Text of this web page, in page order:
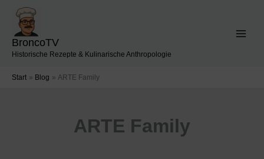
Inhalt
springen
BroncoTV
Historische Rezepte & Kulinarische Anthropologie
Start Blog ARTE Family
ARTE Family